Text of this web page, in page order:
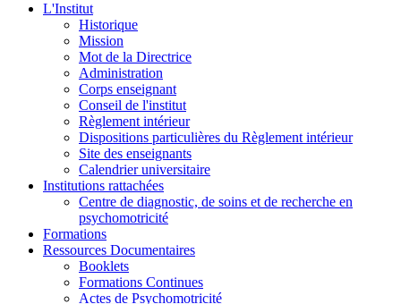
L'Institut
Historique
Mission
Mot de la Directrice
Administration
Corps enseignant
Conseil de l'institut
Règlement intérieur
Dispositions particulières du Règlement intérieur
Site des enseignants
Calendrier universitaire
Institutions rattachées
Centre de diagnostic, de soins et de recherche en
psychomotricité
Formations
Ressources Documentaires
Booklets
Formations Continues
Actes de Psychomotricité